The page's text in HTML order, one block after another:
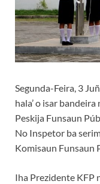
Segunda-Feira, 3
hala’ o isar
Peskija Funsaun
No Inspetor ba
Komisaun Funsaun
Iha Prezidente KFP